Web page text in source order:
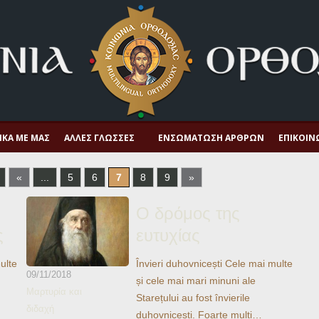
ΜΕ ΜΑΣ ΆΛΛΕΣ ΓΛΏΣΣΕΣ ΕΝΣΩΜΆΤΩΣΗ ΆΡΘΡΩΝ
« 5 6 7 8 9 »
09/11/2018
Μαρτυρία και
διδαχή
Ο δρόμος της
ευτυχίας
Învieri duhovnicești Cele mai multe
și cele mai mari minuni ale
Starețului au fost învierile
duhovnicești. Foarte mulți…